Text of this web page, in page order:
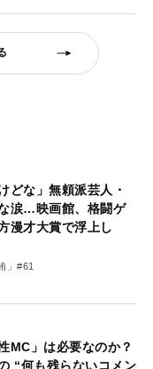
どな」無頼派芸人・
涙…映画館、格闘ゲ
漫才大賞で浮上し
」#61
MC」は必要なのか？
“何も残らないコメン